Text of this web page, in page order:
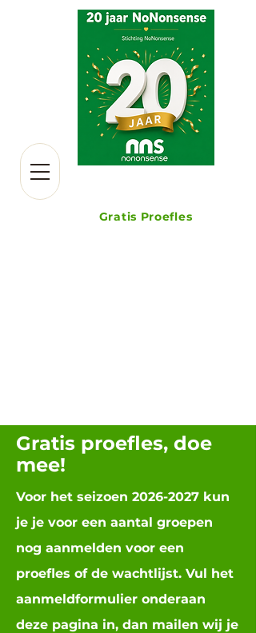
Gratis Proefles
Gratis proefles, doe
mee!
Voor het seizoen 2026-2027 kun
je je voor een aantal groepen
nog aanmelden voor een
proefles of de wachtlijst. Vul het
aanmeldformulier onderaan
deze pagina in, dan mailen wij je